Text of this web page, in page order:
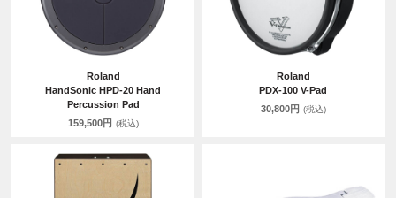
Roland
HandSonic HPD-20 Hand
Percussion Pad
159,500円 (税込)
Roland
PDX-100 V-Pad
30,800円 (税込)